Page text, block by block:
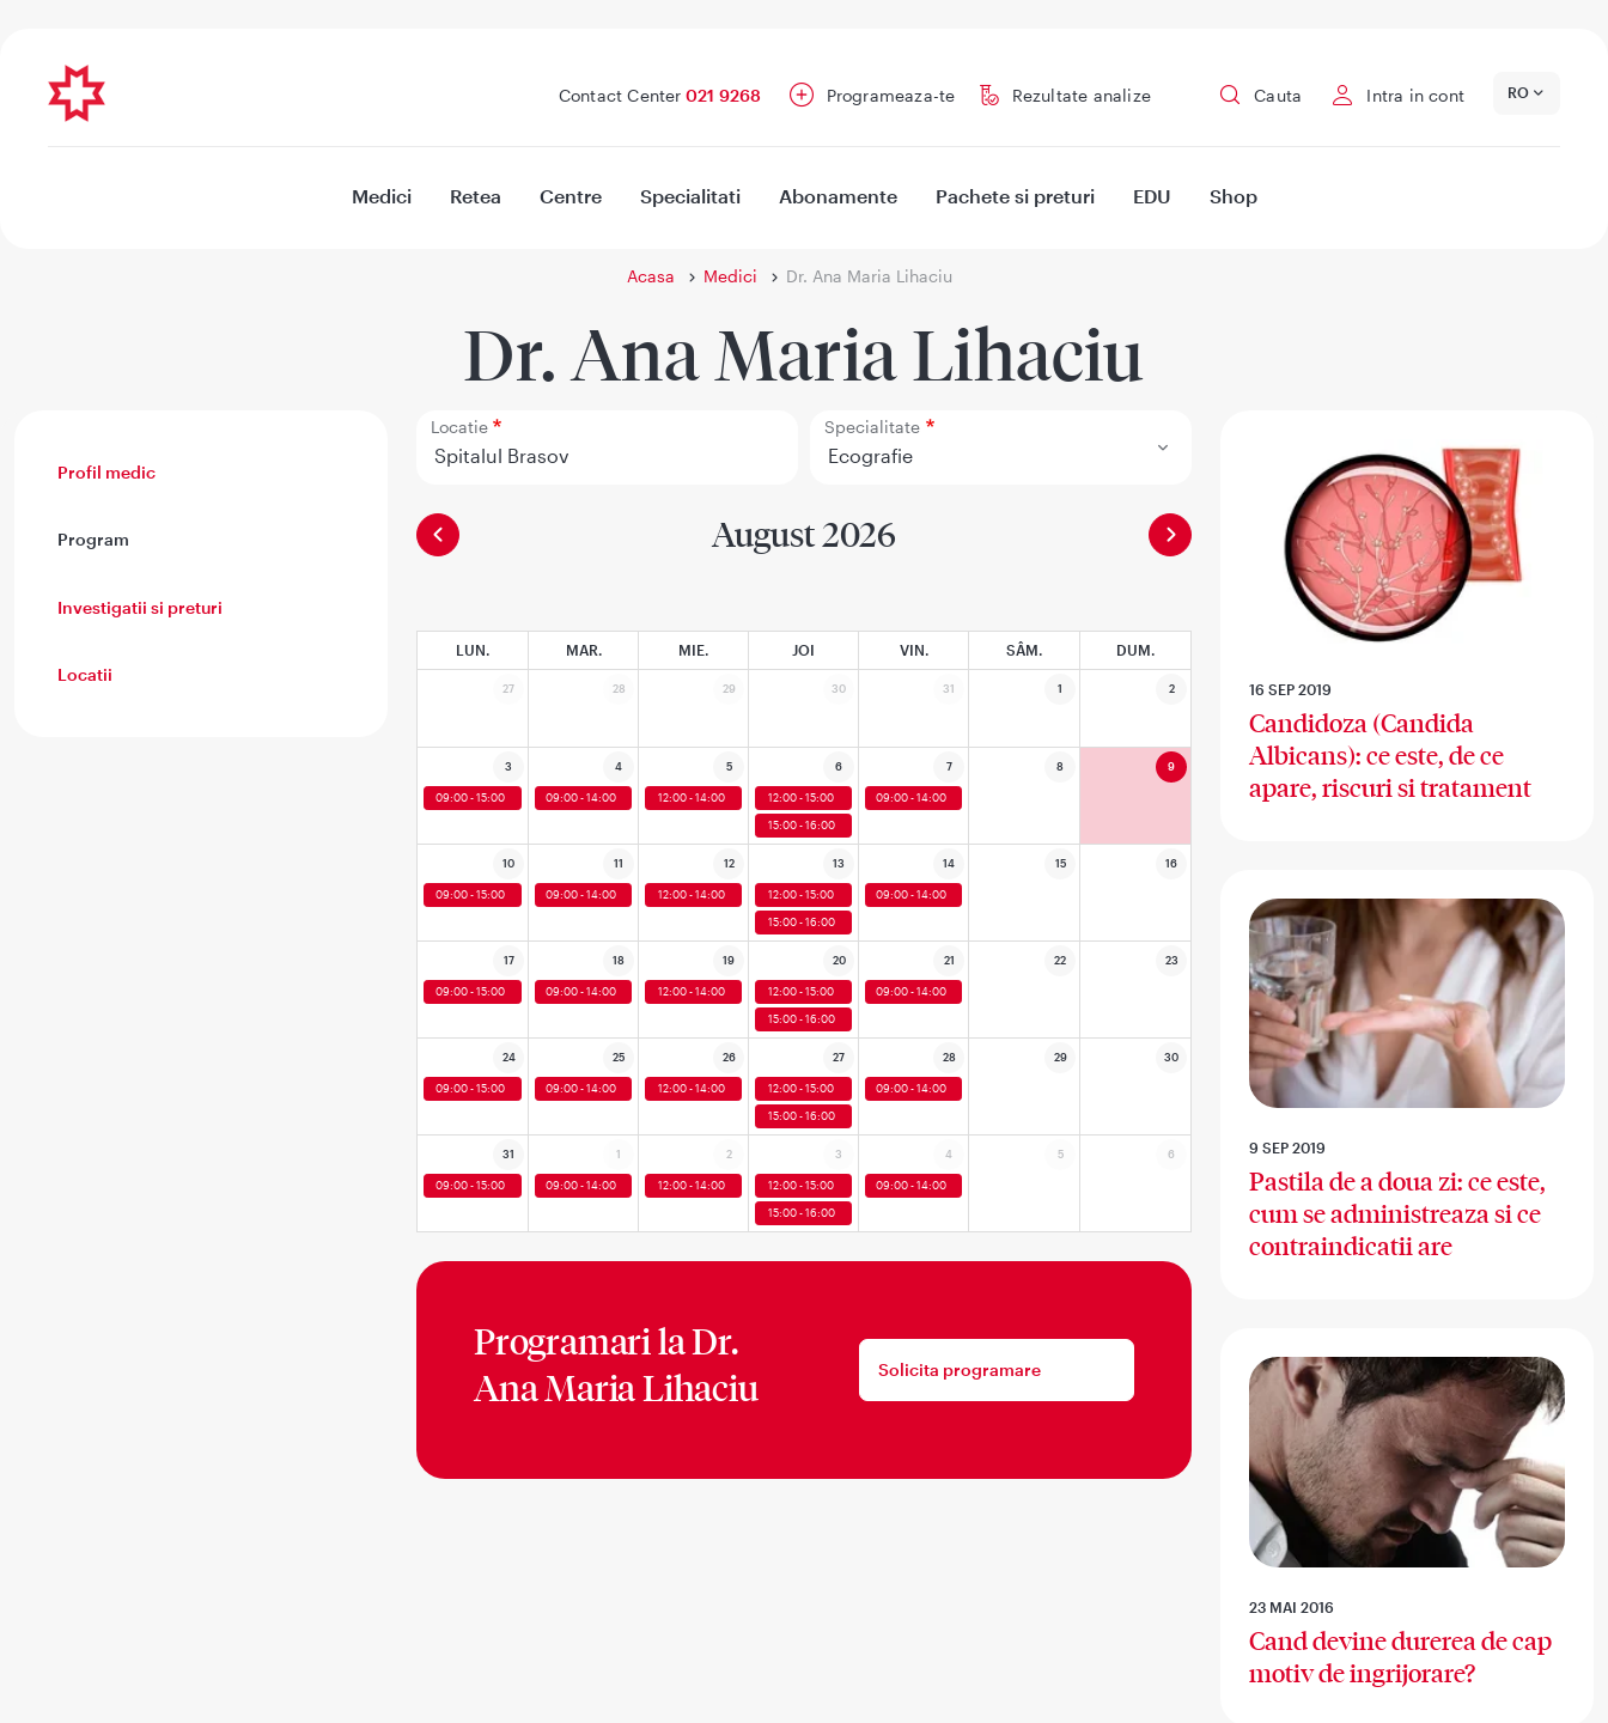
Contact Center 021 9268 Programeaza-te Rezultate analize Cauta Intra in cont RO
Medici Retea Centre Specialitati Abonamente Pachete si preturi EDU Shop
Acasa Medici Dr. Ana Maria Lihaciu
Dr. Ana Maria Lihaciu
Profil medic
Program
Investigatii si preturi
Locatii
Locatie Specialitate
August 2026
LUN. MAR. MIE. JOI VIN. SÂM. DUM.
27 28 29 30 31 1 2
3 4 5 6 7 8 9
09:00 - 15:00 09:00 - 14:00 12:00 - 14:00 12:00 - 15:00 09:00 - 14:00
15:00 - 16:00
10 11 12 13 14 15 16
09:00 - 15:00 09:00 - 14:00 12:00 - 14:00 12:00 - 15:00 09:00 - 14:00
15:00 - 16:00
17 18 19 20 21 22 23
09:00 - 15:00 09:00 - 14:00 12:00 - 14:00 12:00 - 15:00 09:00 - 14:00
15:00 - 16:00
24 25 26 27 28 29 30
09:00 - 15:00 09:00 - 14:00 12:00 - 14:00 12:00 - 15:00 09:00 - 14:00
15:00 - 16:00
31 1 2 3 4 5 6
09:00 - 15:00 09:00 - 14:00 12:00 - 14:00 12:00 - 15:00 09:00 - 14:00
15:00 - 16:00
Programari laDr.
Ana Maria Lihaciu
Solicita programare
16 SEP 2019
Candidoza (Candida
Albicans): ce este, de ce
apare, riscuri si tratament
9 SEP 2019
Pastila de a doua zi: ce este,
cum se administreaza si ce
contraindicatii are
23 MAI 2016
Cand devine durerea de cap
motiv de ingrijorare?